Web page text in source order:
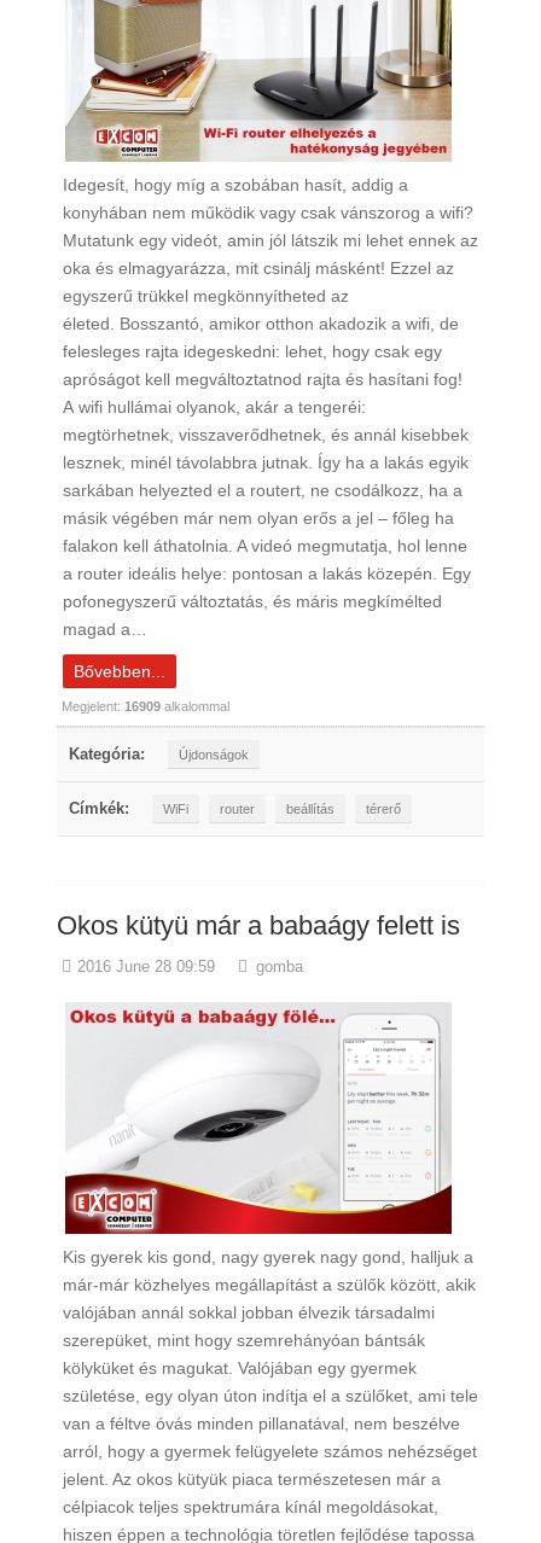
Idegesít, hogy míg a szobában hasít, addig a
konyhában nem működik vagy csak vánszorog a wifi?
Mutatunk egy videót, amin jól látszik mi lehet ennek az
oka és elmagyarázza, mit csinálj másként! Ezzel az
egyszerű trükkel megkönnyítheted az
életed. Bosszantó, amikor otthon akadozik a wifi, de
felesleges rajta idegeskedni: lehet, hogy csak egy
apróságot kell megváltoztatnod rajta és hasítani fog!
A wifi hullámai olyanok, akár a tengeréi:
megtörhetnek, visszaverődhetnek, és annál kisebbek
lesznek, minél távolabbra jutnak. Így ha a lakás egyik
sarkában helyezted el a routert, ne csodálkozz, ha a
másik végében már nem olyan erős a jel – főleg ha
falakon kell áthatolnia. A videó megmutatja, hol lenne
a router ideális helye: pontosan a lakás közepén. Egy
pofonegyszerű változtatás, és máris megkímélted
magad a…
Bővebben...
Megjelent: 16909alkalommal
Kategória: Újdonságok
Címkék: WiFi router beállítás térerő
Okos kütyü már a babaágy felett is
2016 June 28 09:59 gomba
Kis gyerek kis gond, nagy gyerek nagy gond, halljuk a
már-már közhelyes megállapítást a szülők között, akik
valójában annál sokkal jobban élvezik társadalmi
szerepüket, mint hogy szemrehányóan bántsák
kölyküket és magukat. Valójában egy gyermek
születése, egy olyan úton indítja el a szülőket, ami tele
van a féltve óvás minden pillanatával, nem beszélve
arról, hogy a gyermek felügyelete számos nehézséget
jelent. Az okos kütyük piaca természetesen már a
célpiacok teljes spektrumára kínál megoldásokat,
hiszen éppen a technológia töretlen fejlődése tapossa